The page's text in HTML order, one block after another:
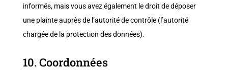
informés, mais vous avez également le droit de déposer
une plainte auprès de l’autorité de contrôle (l’autorité
chargée de la protection des données).
10. Coordonnées